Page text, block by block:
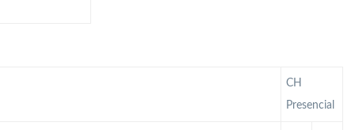
CH
Presencial